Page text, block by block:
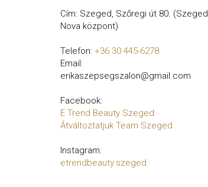
Cím: Szeged, Szőregi út 80. (Szeged
Nova központ)
Telefon: +36 30 445-6278
Email:
erikaszepsegszalon@gmail.com
Facebook:
E Trend Beauty Szeged
Átváltoztatjuk Team Szeged
Instagram:
etrendbeauty.szeged